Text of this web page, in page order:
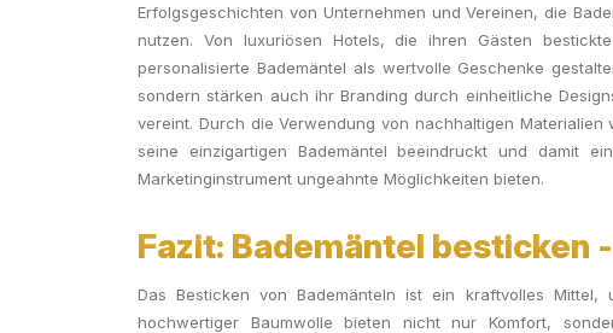
Erfolgsgeschichten von Unternehmen und Vereinen, die
nutzen. Von luxuriösen Hotels, die ihren Gästen
personalisierte Bademäntel als wertvolle Geschenke
sondern stärken auch ihr Branding durch einheitliche
vereint. Durch die Verwendung von nachhaltigen
seine einzigartigen Bademäntel beeindruckt und damit
Marketinginstrument ungeahnte Möglichkeiten bieten.
Fazit: Bademäntel besticken
Das Besticken von Bademänteln ist ein kraftvolles
hochwertiger Baumwolle bieten nicht nur Komfort,